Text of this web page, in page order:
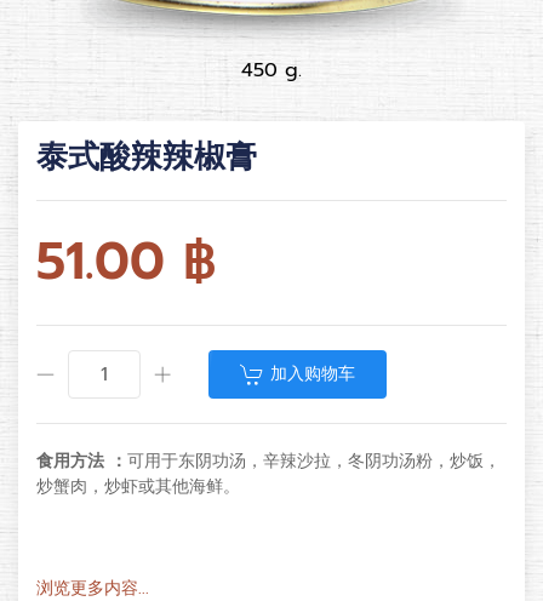
450 g.
泰式酸辣辣椒膏
51.00 ฿
加入购物车
食用方法 ： 可用于东阴功汤，辛辣沙拉，冬阴功汤粉，炒饭，
炒蟹肉，炒虾或其他海鲜。
浏览更多内容...